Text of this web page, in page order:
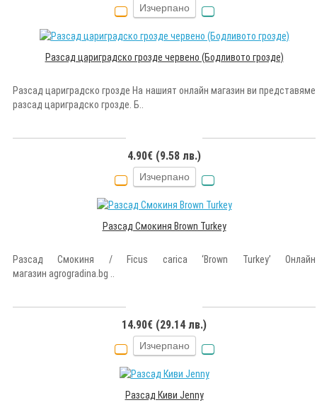
Изчерпано
Разсад цариградско грозде червено (Бодливото грозде)
Разсад цариградско грозде На нашият онлайн магазин ви представяме
разсад цариградско грозде. Б..
4.90€ (9.58 лв.)
Изчерпано
Разсад Смокиня Brown Turkey
Разсад Смокиня / Ficus carica ‘Brown Turkey’ Онлайн
магазин agrogradina.bg ..
14.90€ (29.14 лв.)
Изчерпано
Разсад Киви Jenny